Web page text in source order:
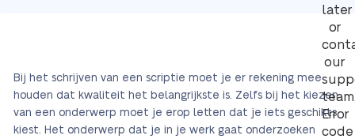
later
or
our
Error
code
Bij het schrijven van een scriptie moet je er rekening mee
houden dat kwaliteit het belangrijkste is. Zelfs bij het kiezen
van een onderwerp moet je erop letten dat je iets geschikts
kiest. Het onderwerp dat je in je werk gaat onderzoeken